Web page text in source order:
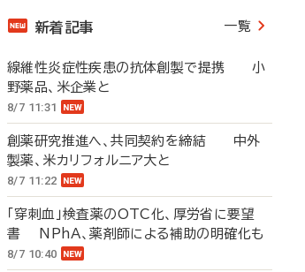
新着記事 一覧
線維性炎症性疾患の抗体創製で提携 小
野薬品、米企業と
8/7 11:31
創薬研究推進へ、共同契約を締結 中外
製薬、米カリフォルニア大と
8/7 11:22
「穿刺血」検査薬のOTC化、厚労省に要望
書 NPhA、薬剤師による補助の明確化も
8/7 10:40